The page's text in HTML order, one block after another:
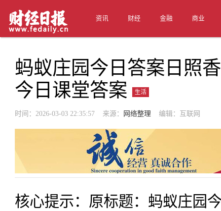
资讯 财经 金融 商业
蚂蚁庄园今日答案日照
今日课堂答案
生活
时间：2026-03-03 22:35:57 来源： 网络整理 编辑：互联网
核心提示：原标题：蚂蚁庄园